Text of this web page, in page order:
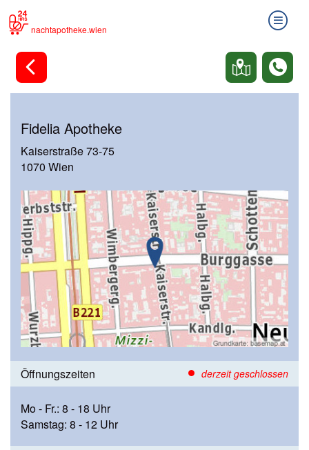
nachtapotheke.wien
Fidelia Apotheke
Kaiserstraße 73-75
1070 Wien
Öffnungszeiten derzeit geschlossen
Mo - Fr.: 8 - 18 Uhr
Samstag: 8 - 12 Uhr